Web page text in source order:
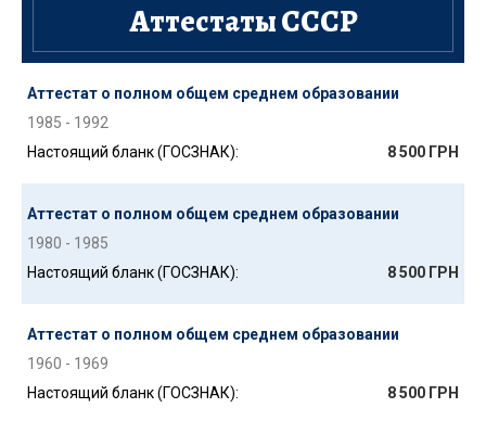
Аттестаты СССР
Аттестат о полном общем среднем образовании
1985 - 1992
Настоящий бланк (ГОСЗНАК):
8 500 ГРН
Аттестат о полном общем среднем образовании
1980 - 1985
Настоящий бланк (ГОСЗНАК):
8 500 ГРН
Аттестат о полном общем среднем образовании
1960 - 1969
Настоящий бланк (ГОСЗНАК):
8 500 ГРН